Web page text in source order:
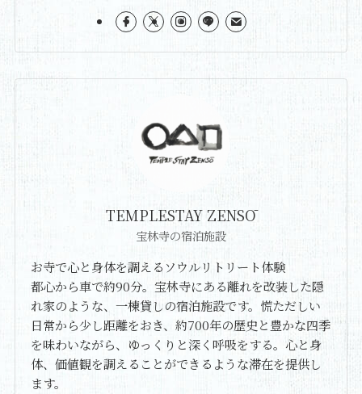
TEMPLESTAY ZENSŌ
宝林寺の宿泊施設
お寺で心と身体を調えるソウルリトリート体験
都心から車で約90分。宝林寺にある離れを改装した隠
れ家のような、一棟貸しの宿泊施設です。慌ただしい
日常から少し距離をおき、約700年の歴史と豊かな四季
を味わいながら、ゆっくりと深く呼吸をする。心と身
体、価値観を調えることができるような滞在を提供し
ます。